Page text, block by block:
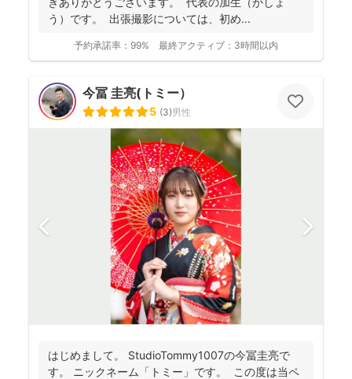
う）です。 出張撮影については、初め...
予約承諾率： 99% 最終アクティブ： 3時間以内
今冨 圭亮(トミー）
5 (3)男性
はじめまして。 StudioTommy1007の今冨圭亮で
す。 ニックネーム「トミー」です。 この度は当ペ